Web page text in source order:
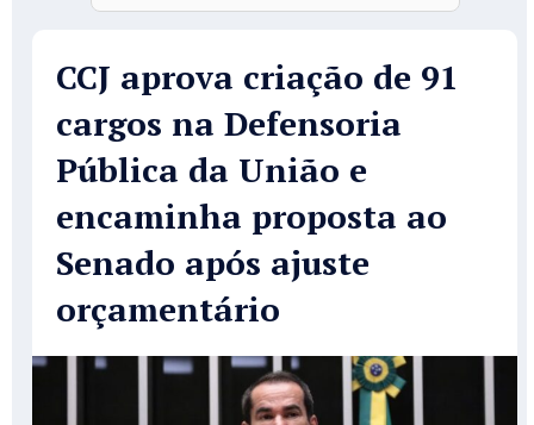
CCJ aprova criação de 91
cargos na Defensoria
Pública da União e
encaminha proposta ao
Senado após ajuste
orçamentário